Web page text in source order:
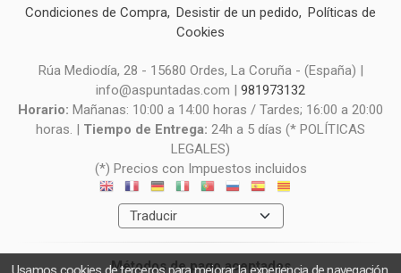
Condiciones de Compra Desistir de un pedido
Políticas de
Cookies
Rúa Mediodía, 28 - 15680 Ordes, La Coruña - (España) |
info@aspuntadas.com | 981973132
Horario: Mañanas: 10:00 a 14:00 horas / Tardes; 16:00 a 20:00
horas. | Tiempo de Entrega: 24h a 5 días (* POLÍTICAS
LEGALES)
(*) Precios con Impuestos incluidos
Métodos de pago aceptados